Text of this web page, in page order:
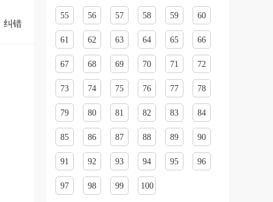
纠错
55 56 57 58 59 60
61 62 63 64 65 66
67 68 69 70 71 72
73 74 75 76 77 78
79 80 81 82 83 84
85 86 87 88 89 90
91 92 93 94 95 96
97 98 99 100